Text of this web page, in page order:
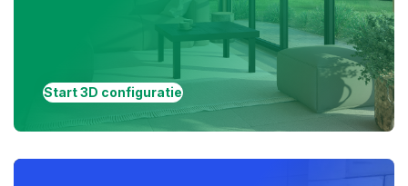
Start 3D configuratie